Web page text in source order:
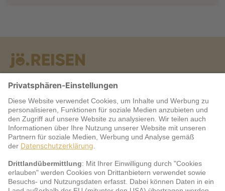
Warum jö?
Service
jö Bonus Club Partner